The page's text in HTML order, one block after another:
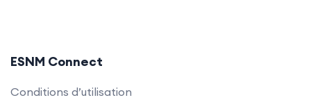
ESNM Connect
Conditions d’utilisation